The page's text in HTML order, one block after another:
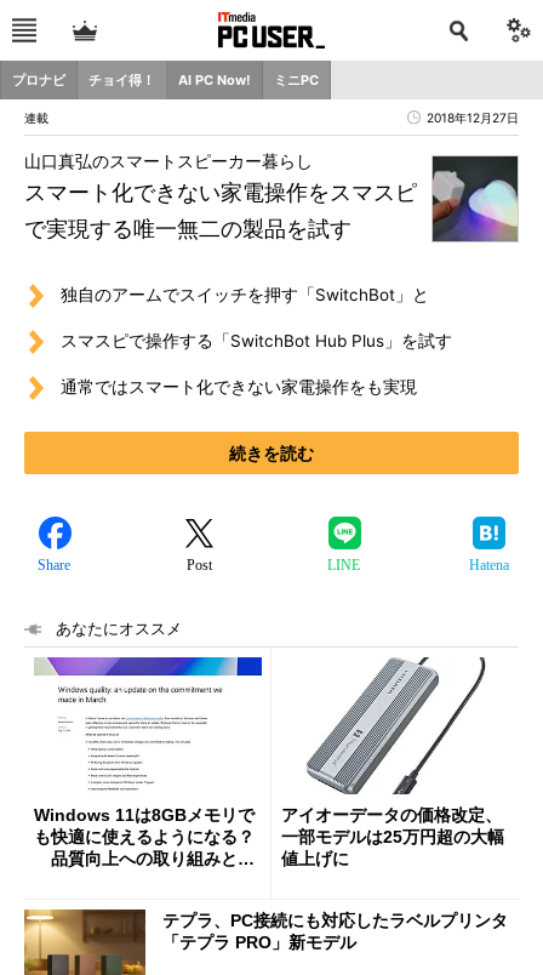
プロナビ チョイ得！ AI PC Now! ミニPC
連載 2018年12月27日
スマート化できない家電操作をスマスピ
で実現する唯一無二の製品を試す
山口真弘のスマートスピーカー暮らし
独自のアームでスイッチを押す「SwitchBot」と
スマスピで操作する「SwitchBot Hub Plus」を試す
通常ではスマート化できない家電操作をも実現
続きを読む
Share Post LINE Hatena
あなたにオススメ
Windows 11は8GBメモリで
も快適に使えるようになる？
品質向上への取り組みと
アイオーデータの価格改定、
一部モデルは25万円超の大幅
値上げに
テプラ、PC接続にも対応したラベルプリンタ
「テプラ PRO」新モデル